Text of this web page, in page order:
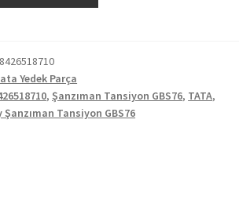
Yedek Parça
,Şanzıman Tansiyon GBS76, TATA,
Şanzıman Tansiyon GBS76